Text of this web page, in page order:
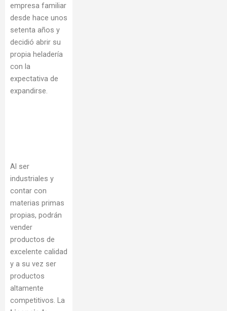
empresa familiar
desde hace unos
setenta años y
decidió abrir su
propia heladería
con la
expectativa de
expandirse.
Al ser
industriales y
contar con
materias primas
propias, podrán
vender
productos de
excelente calidad
y a su vez ser
productos
altamente
competitivos. La